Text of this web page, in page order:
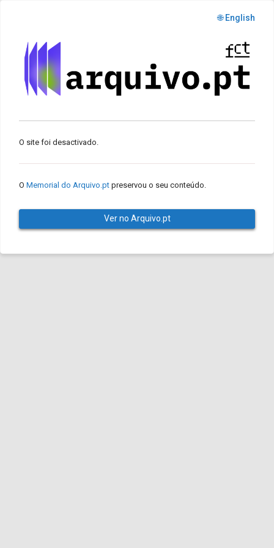
🌐 English
O site foi desactivado.
O Memorial do Arquivo.pt preservou o seu conteúdo.
Ver no Arquivo.pt